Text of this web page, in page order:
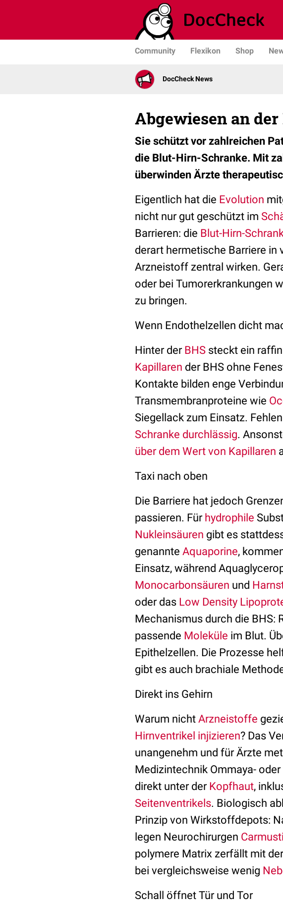
Community Flexikon Shop
DocCheck News
Abgewiesen an
Sie schützt vor zahlreichen
die Blut-Hirn-Schranke. Mit
überwinden Ärzte
Eigentlich hat die Evolution
nicht nur gut geschützt im
Barrieren: die Blut-Hirn-
derart hermetische Barriere in
Arzneistoff zentral wirken.
oder bei Tumorerkrankungen
zu bringen.
Wenn Endothelzellen dicht
Hinter der BHS steckt ein
Kapillaren der BHS ohne
Kontakte bilden enge
Transmembranproteine wie
Siegellack zum Einsatz.
Schranke durchlässig.
über dem Wert von Kapillaren
Taxi nach oben
Die Barriere hat jedoch
passieren. Für hydrophile
Nukleinsäuren gibt es
genannte Aquaporine,
Einsatz, während
Monocarbonsäuren und
oder das Low Density
Mechanismus durch die BHS:
passende Moleküle im Blut.
Epithelzellen. Die Prozesse
gibt es auch brachiale
Direkt ins Gehirn
Warum nicht Arzneistoffe
Hirnventrikel injizieren? Das
unangenehm und für Ärzte
Medizintechnik Ommaya-
direkt unter der Kopfhaut,
Seitenventrikels. Biologisch
Prinzip von Wirkstoffdepots:
legen Neurochirurgen
polymere Matrix zerfällt mit
bei vergleichsweise wenig
Schall öffnet Tür und Tor